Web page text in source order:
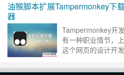
油猴脚本扩展Tampermonkey下
器
Tampermonkey开
有一种职业情节，
这个网页的设计开
自带的开发……继